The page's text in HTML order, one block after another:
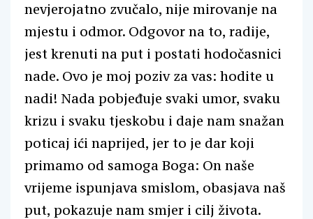
nevjerojatno zvučalo, nije mirovanje na
mjestu i odmor. Odgovor na to, radije,
jest krenuti na put i postati hodočasnici
nade. Ovo je moj poziv za vas: hodite u
nadi! Nada pobjeđuje svaki umor, svaku
krizu i svaku tjeskobu i daje nam snažan
poticaj ići naprijed, jer to je dar koji
primamo od samoga Boga: On naše
vrijeme ispunjava smislom, obasjava naš
put, pokazuje nam smjer i cilj života.